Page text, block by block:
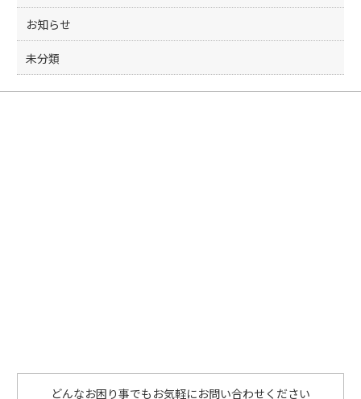
お知らせ
未分類
どんなお困り事でもお気軽にお問い合わせください